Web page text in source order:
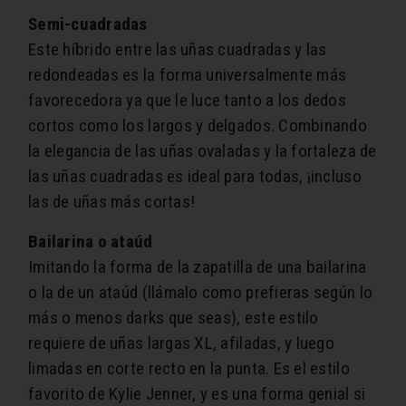
Semi-cuadradas
Este híbrido entre las uñas cuadradas y las
redondeadas es la forma universalmente más
favorecedora ya que le luce tanto a los dedos
cortos como los largos y delgados. Combinando
la elegancia de las uñas ovaladas y la fortaleza de
las uñas cuadradas es ideal para todas, ¡incluso
las de uñas más cortas!
Bailarina o ataúd
Imitando la forma de la zapatilla de una bailarina
o la de un ataúd (llámalo como prefieras según lo
más o menos darks que seas), este estilo
requiere de uñas largas XL, afiladas, y luego
limadas en corte recto en la punta. Es el estilo
favorito de Kylie Jenner, y es una forma genial si